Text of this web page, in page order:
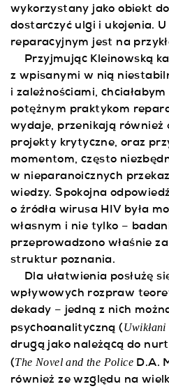
wykorzystany jako obiekt
dostarczyć ulgi i ukojenia. U
reparacyjnym jest na
Przyjmując Kleinowską
z wpisanymi w nią
i zależnościami,
potężnym praktykom
wydaje, przenikają również
projekty krytyczne, oraz
momentom, często
w nieparanoicznych
wiedzy. Spokojna
o źródła wirusa HIV była
własnym i nie tylko –
przeprowadzono właśnie
struktur poznania.
Dla ułatwienia posłużę
wpływowych rozpraw
dekady – jedną z nich
psychoanalityczną (
drugą jako należącą do
(The Novel and the Police D.A.
również ze względu na